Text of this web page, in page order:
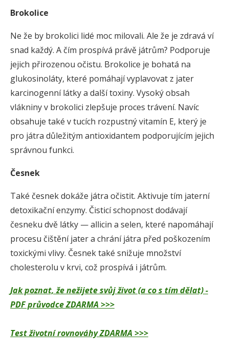
Brokolice
Ne že by brokolici lidé moc milovali. Ale že je zdravá ví
snad každý. A čím prospívá právě játrům? Podporuje
jejich přirozenou očistu. Brokolice je bohatá na
glukosinoláty, které pomáhají vyplavovat z jater
karcinogenní látky a další toxiny. Vysoký obsah
vlákniny v brokolici zlepšuje proces trávení. Navíc
obsahuje také v tucích rozpustný vitamín E, který je
pro játra důležitým antioxidantem podporujícím jejich
správnou funkci.
Česnek
Také česnek dokáže játra očistit. Aktivuje tím jaterní
detoxikační enzymy. Čisticí schopnost dodávají
česneku dvě látky — allicin a selen, které napomáhají
procesu čištění jater a chrání játra před poškozením
toxickými vlivy. Česnek také snižuje množství
cholesterolu v krvi, což prospívá i játrům.
Jak poznat, že nežijete svůj život (a co s tím dělat) -
PDF průvodce ZDARMA >>>
Test životní rovnováhy ZDARMA >>>